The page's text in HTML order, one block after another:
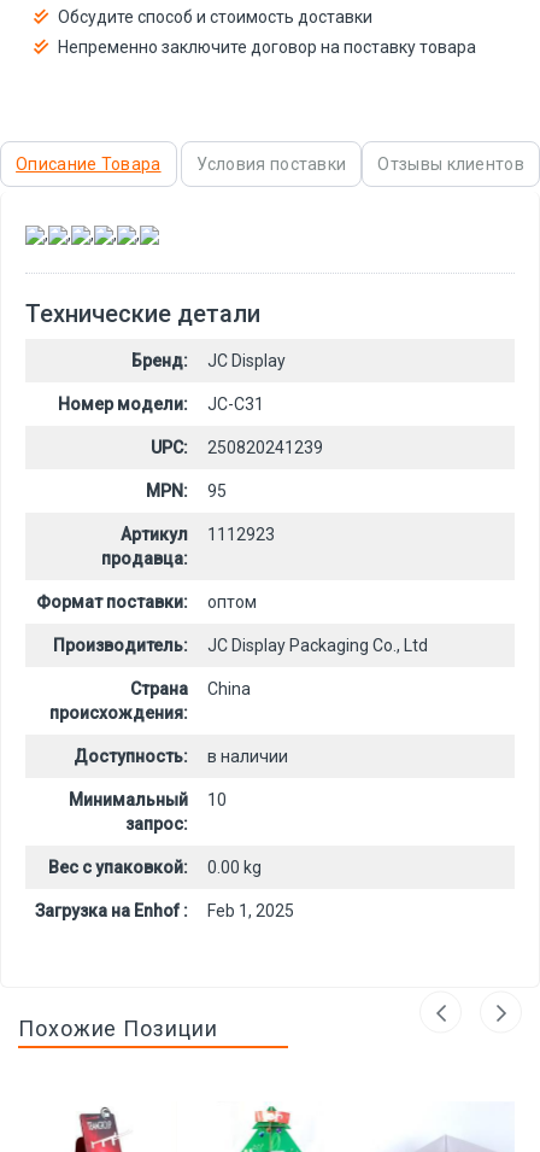
Обсудите способ и стоимость доставки
Непременно заключите договор на поставку товара
Описание Товара Условия поставки Отзывы клиентов
, , , , ,
Технические детали
Бренд: JC Display
Номер модели: JC-C31
UPC: 250820241239
MPN: 95
Артикул
продавца:
1112923
Формат поставки: оптом
Производитель: JC Display Packaging Co., Ltd
Страна
происхождения:
China
Доступность: в наличии
Минимальный
запрос:
10
Вес с упаковкой: 0.00 kg
Загрузка на Enhof : Feb 1, 2025
Похожие Позиции